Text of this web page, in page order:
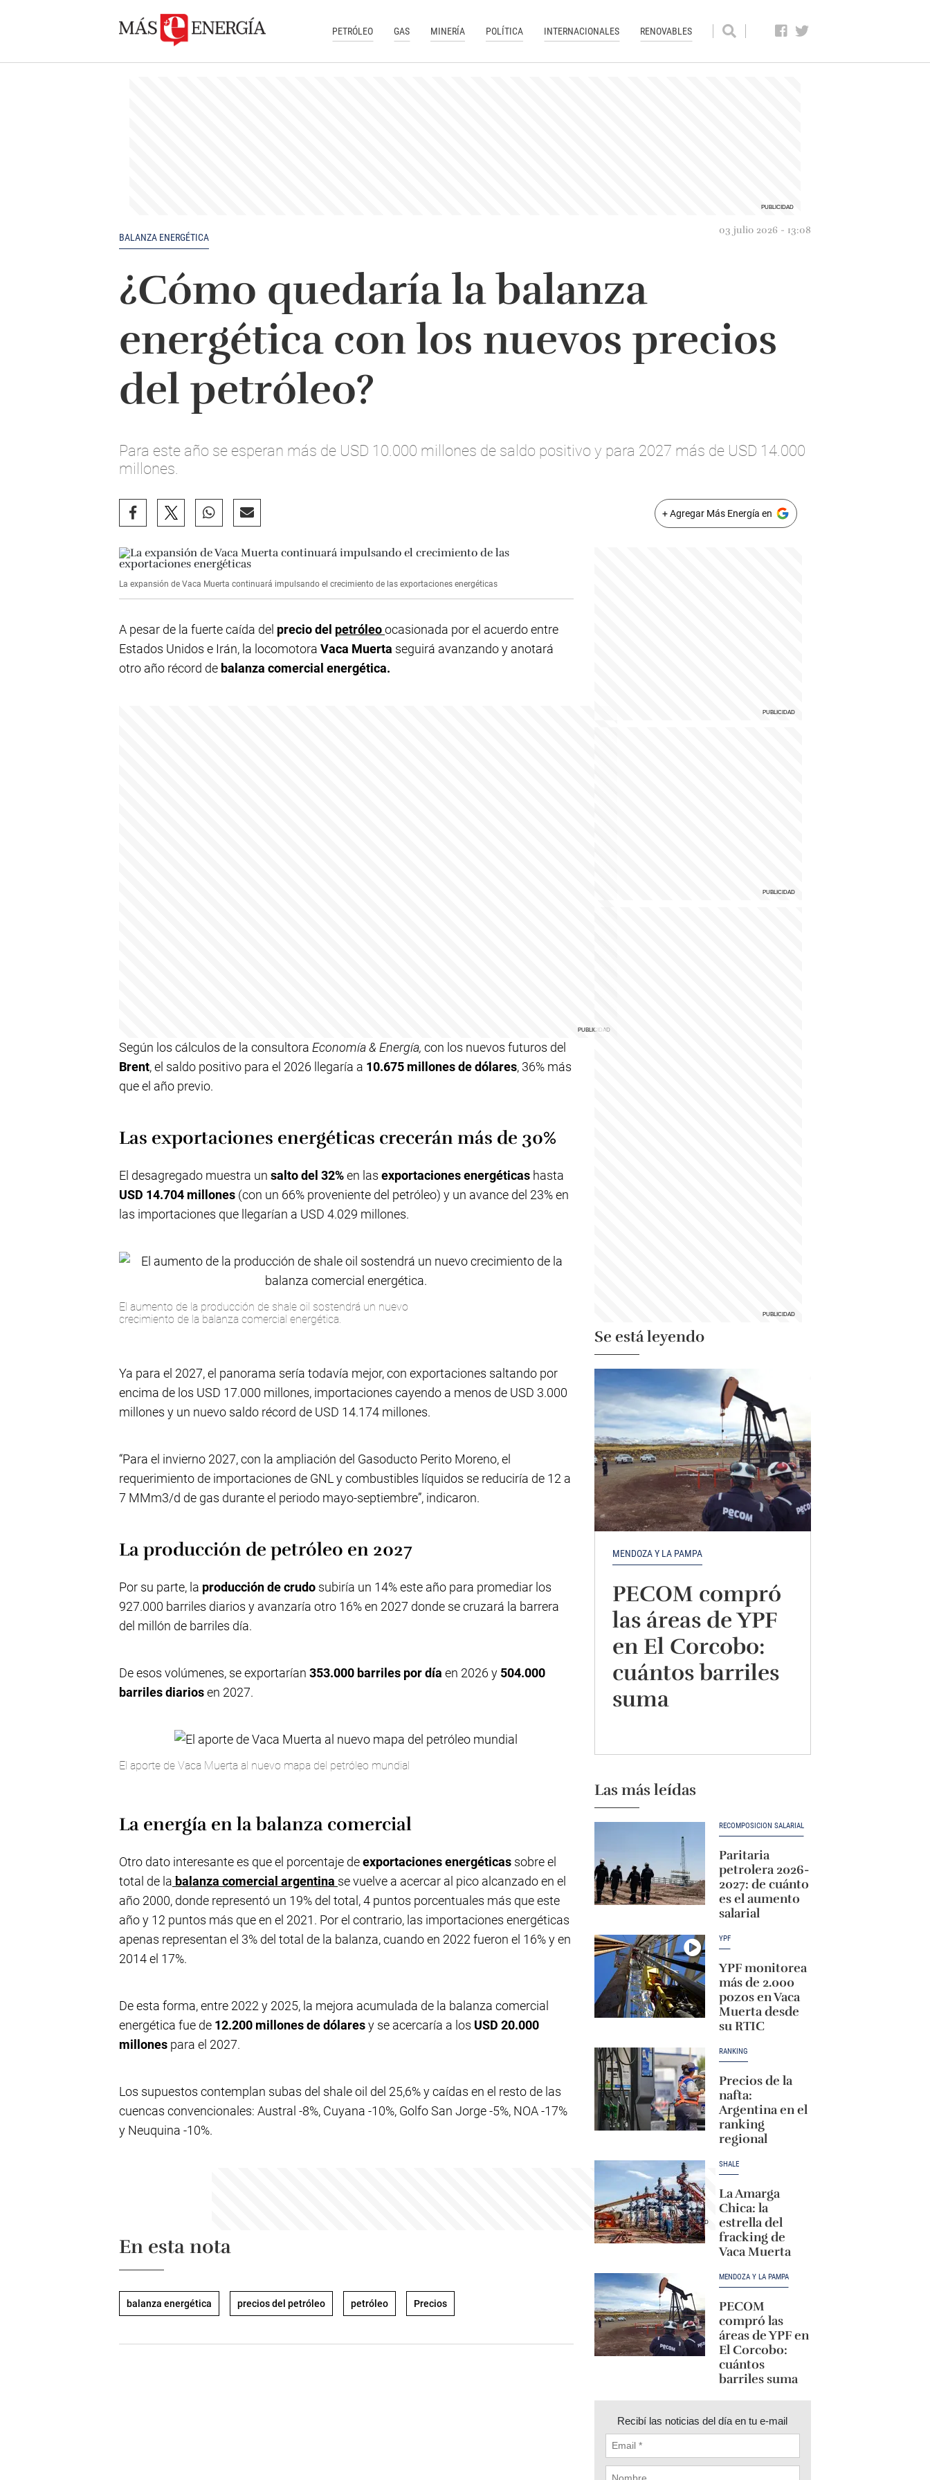
PETRÓLEO GAS MINERÍA POLÍTICA INTERNACIONALES RENOVABLES
BALANZA ENERGÉTICA
03 julio 2026 - 13:08
¿Cómo quedaría la balanza
energética con los nuevos precios
del petróleo?
Para este año se esperan más de USD 10.000 millones de saldo positivo y para 2027 más de USD 14.000
millones.
+ Agregar Más Energía en
La expansión de Vaca Muerta continuará impulsando el crecimiento de las exportaciones energéticas
A pesar de la fuerte caída del precio del petróleoocasionada por el acuerdo entre
Estados Unidos e Irán, la locomotora Vaca Muerta seguirá avanzando y anotará
otro año récord de balanza comercial energética.
Según los cálculos de la consultora Economía & Energía, con los nuevos futuros del
Brent, el saldo positivo para el 2026 llegaría a 10.675 millones de dólares, 36% más
que el año previo.
Las exportaciones energéticas crecerán más de 30%
El desagregado muestra un salto del 32%en las exportaciones energéticas hasta
USD 14.704 millones (con un 66% proveniente del petróleo) y un avance del 23% en
las importaciones que llegarían a USD 4.029 millones.
El aumento de la producción de shale oil sostendrá un nuevo
crecimiento de la balanza comercial energética.
Ya para el 2027, el panorama sería todavía mejor, con exportaciones saltando por
encima de los USD 17.000 millones, importaciones cayendo a menos de USD 3.000
millones y un nuevo saldo récord de USD 14.174 millones.
“Para el invierno 2027, con la ampliación del Gasoducto Perito Moreno, el
requerimiento de importaciones de GNL y combustibles líquidos se reduciría de 12 a
7 MMm3/d de gas durante el periodo mayo-septiembre”, indicaron.
La producción de petróleo en 2027
Por su parte, la producción de crudo subiría un 14% este año para promediar los
927.000 barriles diarios y avanzaría otro 16% en 2027 donde se cruzará la barrera
del millón de barriles día.
De esos volúmenes, se exportarían 353.000 barriles por día en 2026 y 504.000
barriles diariosen 2027.
El aporte de Vaca Muerta al nuevo mapa del petróleo mundial
La energía en la balanza comercial
Otro dato interesante es que el porcentaje deexportaciones energéticas sobre el
total de la balanza comercial argentina se vuelve a acercar al pico alcanzado en el
año 2000, donde representó un 19% del total, 4 puntos porcentuales más que este
año y 12 puntos más que en el 2021. Por el contrario, las importaciones energéticas
apenas representan el 3% del total de la balanza, cuando en 2022 fueron el 16% y en
2014 el 17%.
De esta forma, entre 2022 y 2025, la mejora acumulada de la balanza comercial
energética fue de 12.200 millones de dólaresy se acercaría a los USD 20.000
millones para el 2027.
Los supuestos contemplan subas del shale oil del 25,6% y caídas en el resto de las
cuencas convencionales: Austral -8%, Cuyana -10%, Golfo San Jorge -5%, NOA -17%
y Neuquina -10%.
En esta nota
balanza energética precios del petróleo petróleo Precios
Se está leyendo
MENDOZA Y LA PAMPA
PECOM compró
las áreas de YPF
en El Corcobo:
cuántos barriles
suma
Las más leídas
RECOMPOSICIÓN SALARIAL
Paritaria
petrolera 2026-
2027: de cuánto
es el aumento
salarial
YPF
YPF monitorea
más de 2.000
pozos en Vaca
Muerta desde
su RTIC
RANKING
Precios de la
nafta:
Argentina en el
ranking
regional
SHALE
La Amarga
Chica: la
estrella del
fracking de
Vaca Muerta
MENDOZA Y LA PAMPA
PECOM
compró las
áreas de YPF en
El Corcobo:
cuántos
barriles suma
Recibí las noticias del día en tu e-mail